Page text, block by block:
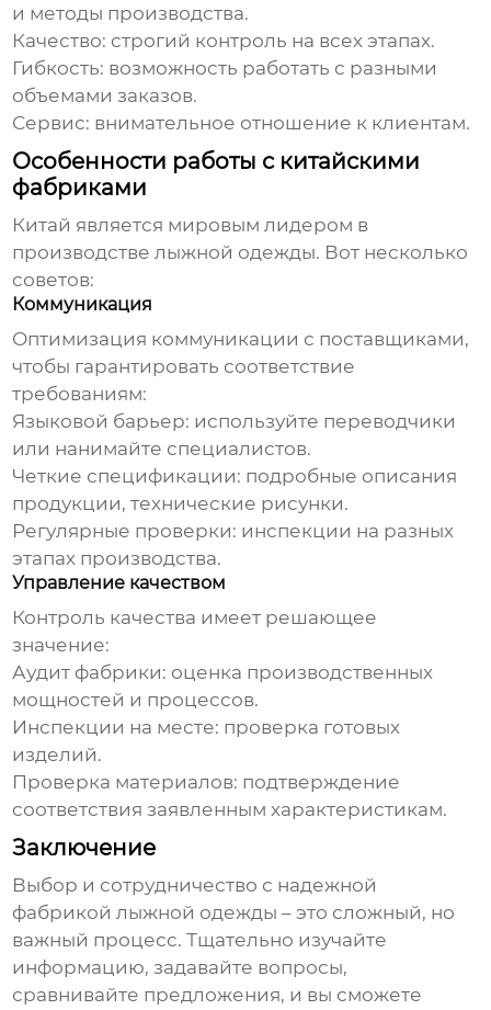
и методы производства.
Качество: строгий контроль на всех этапах.
Гибкость: возможность работать с разными
объемами заказов.
Сервис: внимательное отношение к клиентам.
Особенности работы с китайскими
фабриками
Китай является мировым лидером в
производствелыжной одежды. Вот несколько
советов:
Коммуникация
Оптимизация коммуникации с поставщиками,
чтобы гарантировать соответствие
требованиям:
Языковой барьер: используйте переводчики
или нанимайте специалистов.
Четкие спецификации: подробные описания
продукции, технические рисунки.
Регулярные проверки: инспекции на разных
этапах производства.
Управление качеством
Контроль качества имеет решающее
значение:
Аудит фабрики: оценка производственных
мощностей и процессов.
Инспекции на месте: проверка готовых
изделий.
Проверка материалов: подтверждение
соответствия заявленным характеристикам.
Заключение
Выбор и сотрудничество с надежной
фабрикой лыжной одежды – это сложный, но
важный процесс. Тщательно изучайте
информацию, задавайте вопросы,
сравнивайте предложения, и вы сможете